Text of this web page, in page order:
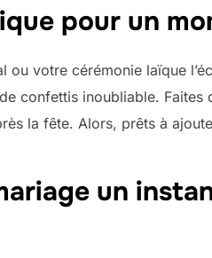
pour un
ou votre cérémonie laïque
confettis inoubliable.
la fête. Alors, prêts à
un